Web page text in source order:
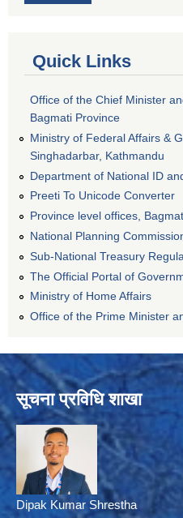
Quick Links
Office of the Chief Minister
Bagmati Province
Ministry of Federal Affairs &
Singhadarbar, Kathmandu
Department of National ID
Preeti To Unicode Converter
Province level offices,
National Planning
Sub-National Treasury
The Official Portal of
Ministry of Home Affairs
Office of the Prime Minister
सूचना प्रविधि शाखा
Dipak Kumar Shrestha